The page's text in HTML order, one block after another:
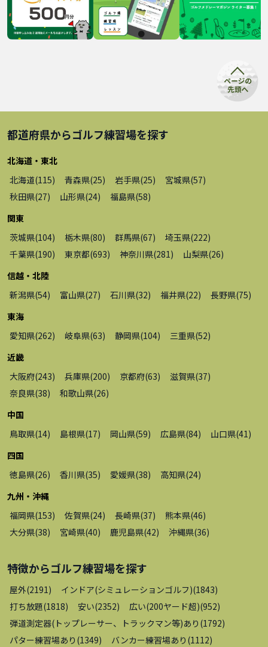
都道府県からゴルフ練習場を探す
北海道・東北
北海道(115) 青森県(25) 岩手県(25) 宮城県(57)
秋田県(27) 山形県(24) 福島県(58)
関東
茨城県(104) 栃木県(80) 群馬県(67) 埼玉県(222)
千葉県(190) 東京都(693) 神奈川県(281) 山梨県(26)
信越・北陸
新潟県(54) 富山県(27) 石川県(32) 福井県(22) 長野県(75)
東海
愛知県(262) 岐阜県(63) 静岡県(104) 三重県(52)
近畿
大阪府(243) 兵庫県(200) 京都府(63) 滋賀県(37)
奈良県(38) 和歌山県(26)
中国
鳥取県(14) 島根県(17) 岡山県(59) 広島県(84) 山口県(41)
四国
徳島県(26) 香川県(35) 愛媛県(38) 高知県(24)
九州・沖縄
福岡県(153) 佐賀県(24) 長崎県(37) 熊本県(46)
大分県(38) 宮崎県(40) 鹿児島県(42) 沖縄県(36)
特徴からゴルフ練習場を探す
屋外(2191) インドア(シミュレーションゴルフ)(1843)
打ち放題(1818) 安い(2352) 広い(200ヤード超)(952)
弾道測定器(トップレーサー、トラックマン等)あり (1792)
パター練習場あり (1349) バンカー練習場あり (1112)